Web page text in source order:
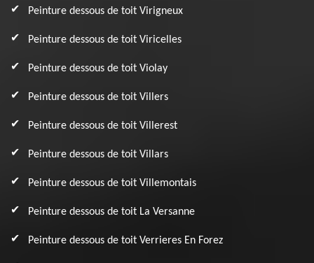
Peinture dessous de toit Virigneux
Peinture dessous de toit Viricelles
Peinture dessous de toit Violay
Peinture dessous de toit Villers
Peinture dessous de toit Villerest
Peinture dessous de toit Villars
Peinture dessous de toit Villemontais
Peinture dessous de toit La Versanne
Peinture dessous de toit Verrieres En Forez